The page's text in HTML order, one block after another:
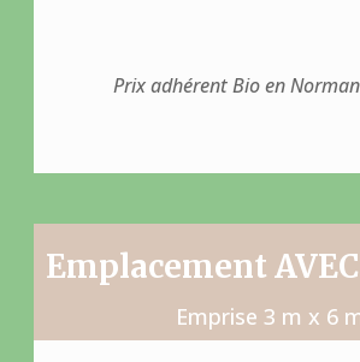
Prix adhérent Bio en
Emplacement
Emprise 3 m x 6